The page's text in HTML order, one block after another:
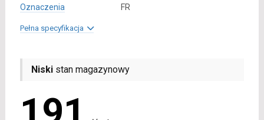
Oznaczenia
FR
Pełna specyfikacja
Niskistan magazynowy